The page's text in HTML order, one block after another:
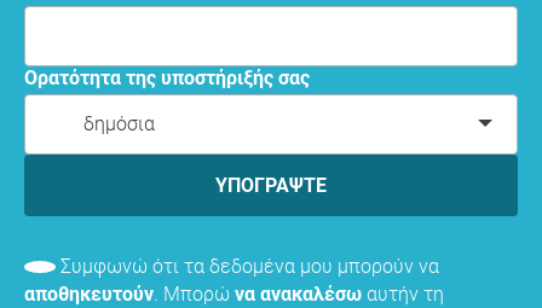
Ορατότητα της υποστήριξής σας
δημόσια
ΥΠΟΓΡΆΨΤΕ
Συμφωνώ ότι τα δεδομένα μου μπορούν να
αποθηκευτούν. Μπορώ να ανακαλέσω αυτήν τη